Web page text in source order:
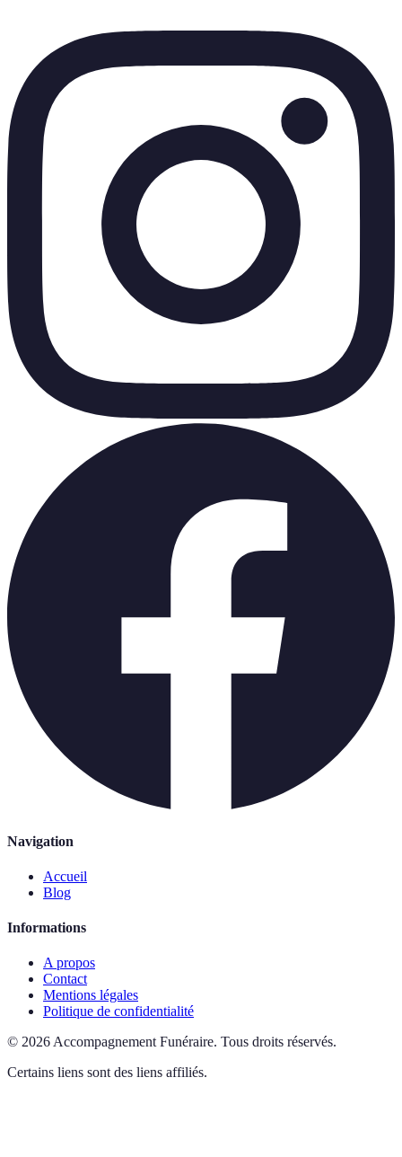
Navigation
Accueil
Blog
Informations
A propos
Contact
Mentions légales
Politique de confidentialité
© 2026 Accompagnement Funéraire. Tous droits réservés.
Certains liens sont des liens affiliés.